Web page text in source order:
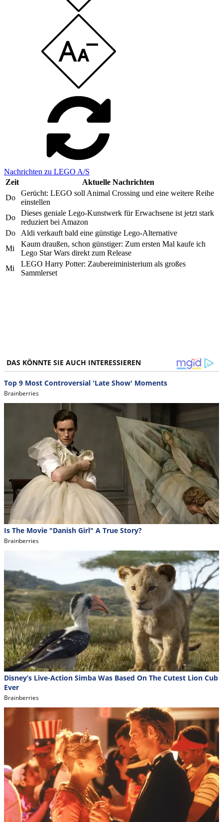
Nachrichten zu LEGO A/S
Zeit
Aktuelle Nachrichten
Do
Gerücht: LEGO soll Animal Crossing und eine weitere Reihe
einstellen
Do
Dieses geniale Lego-Kunstwerk für Erwachsene ist jetzt stark
reduziert bei Amazon
Do
Aldi verkauft bald eine günstige Lego-Alternative
Mi
Kaum draußen, schon günstiger: Zum ersten Mal kaufe ich
Lego Star Wars direkt zum Release
Mi
LEGO Harry Potter: Zaubereiministerium als großes
Sammlerset